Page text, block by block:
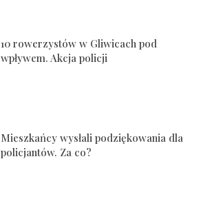
10 rowerzystów w Gliwicach pod
wpływem. Akcja policji
Mieszkańcy wysłali podziękowania dla
policjantów. Za co?